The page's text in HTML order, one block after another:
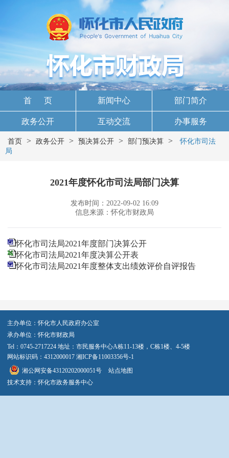
首 页 新闻中心 部门简介
政务公开 互动交流 办事服务
首页 > 政务公开 > 预决算公开 > 部门预决算 >
怀化市司法
局
2021年度怀化市司法局部门决算
发布时间：2022-09-02 16:09
信息来源：怀化市财政局
怀化市司法局2021年度部门决算公开
怀化市司法局2021年度决算公开表
怀化市司法局2021年度整体支出绩效评价自评报告
主办单位：怀化市人民政府办公室
承办单位：怀化市财政局
Tel：0745-2717224 地址：市民服务中心A栋11-13楼，C栋1楼、4-5楼
网站标识码：4312000017 湘ICP备11003356号-1
湘公网安备43120202000051号
站点地图
技术支持：怀化市政务服务中心